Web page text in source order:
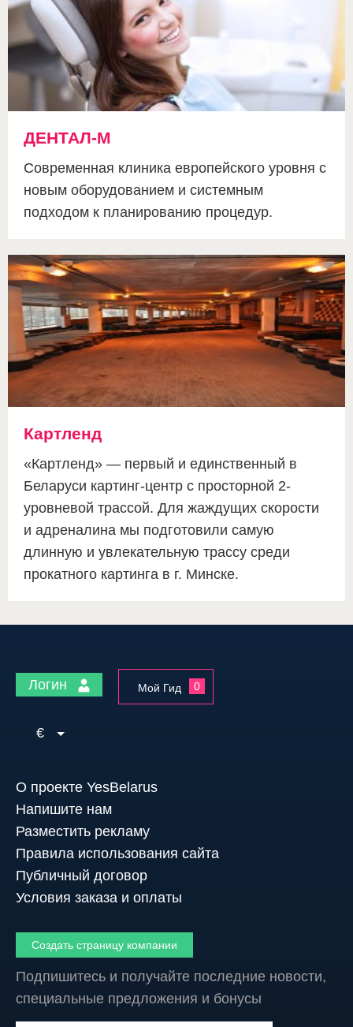
ДЕНТАЛ-М
Современная клиника европейского уровня с
новым оборудованием и системным
подходом к планированию процедур.
Картленд
«Картленд» — первый и единственный в
Беларуси картинг-центр с просторной 2-
уровневой трассой. Для жаждущих скорости
и адреналина мы подготовили самую
длинную и увлекательную трассу среди
прокатного картинга в г. Минске.
Логин Мой Гид 0
€
О проекте YesBelarus
Напишите нам
Разместить рекламу
Правила использования сайта
Публичный договор
Условия заказа и оплаты
Создать страницу компании
Подпишитесь и получайте последние новости,
специальные предложения и бонусы